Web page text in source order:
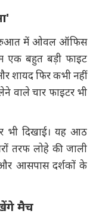
शुरुआत में ओवल ऑफिस
एक बहुत बड़ी फाइट
शायद फिर कभी नहीं
वाले चार फाइटर भी
भी दिखाई। यह आठ
तरफ लोहे की जाली
और आसपास दर्शकों के
मैच